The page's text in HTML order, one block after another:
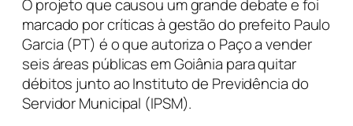
O projeto que causou um grande debate e foi
marcado por críticas à gestão do prefeito Paulo
Garcia (PT) é o que autoriza o Paço a vender
seis áreas públicas em Goiânia para quitar
débitos junto ao Instituto de Previdência do
Servidor Municipal (IPSM).